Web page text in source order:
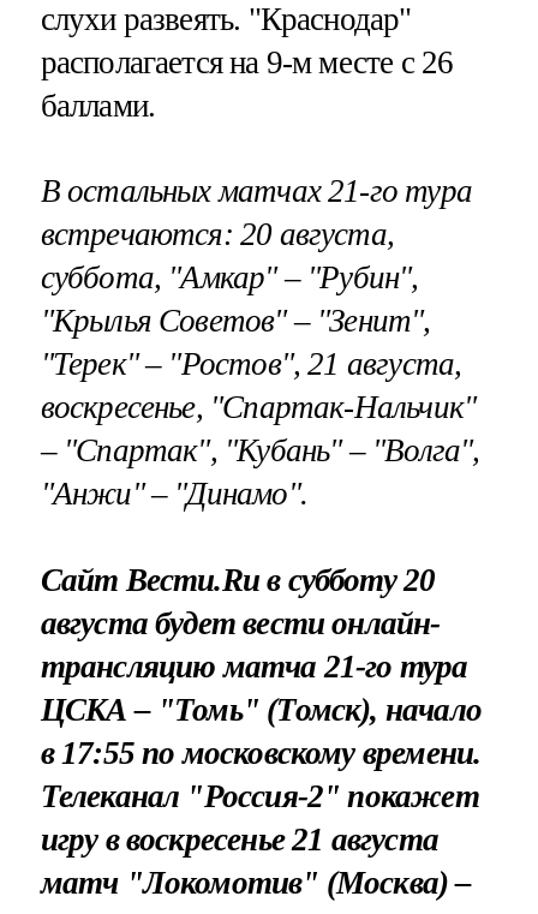
слухи развеять. "Краснодар"
располагается на 9-м месте с 26
баллами.
В остальных матчах 21-го тура
встречаются: 20 августа,
суббота, "Амкар" – "Рубин",
"Крылья Советов" – "Зенит",
"Терек" – "Ростов", 21 августа,
воскресенье, "Спартак-Нальчик"
– "Спартак", "Кубань" – "Волга",
"Анжи" – "Динамо".
Сайт Вести.Ru в субботу 20
августа будет вести онлайн-
трансляцию матча 21-го тура
ЦСКА – "Томь" (Томск), начало
в 17:55 по московскому времени.
Телеканал "Россия-2" покажет
игру в воскресенье 21 августа
матч "Локомотив" (Москва) –